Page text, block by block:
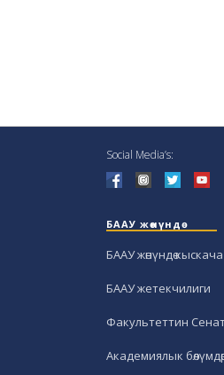
Social Media’s:
БААУ жөнүндө
БААУ жөнүндө кыскача
БААУ жетекчилиги
Факультеттин
Академиялык